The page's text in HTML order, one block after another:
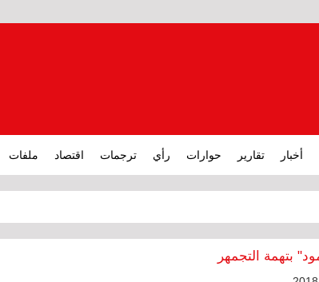
أخبار تقارير حوارات رأي ترجمات اقتصاد ملفات